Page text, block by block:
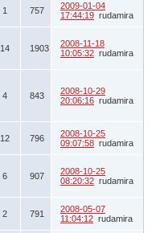
1 757
2009-01-04
17:44:19 rudamira
14 1903
2008-11-18
10:05:32 rudamira
4 843
2008-10-29
20:06:16 rudamira
12 796
2008-10-25
09:07:58 rudamira
6 907
2008-10-25
08:20:32 rudamira
2 791
2008-05-07
11:04:12 rudamira